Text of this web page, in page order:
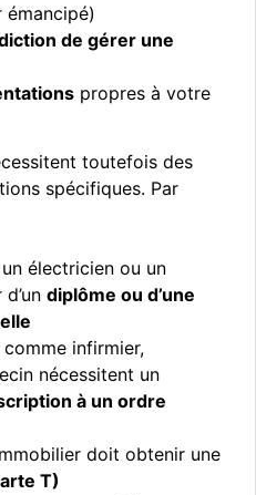
de gérer une
propres à votre
toutefois des
spécifiques. Par
électricien ou un
diplôme ou d’une
infirmier,
nécessitent un
à un ordre
doit obtenir une
T)